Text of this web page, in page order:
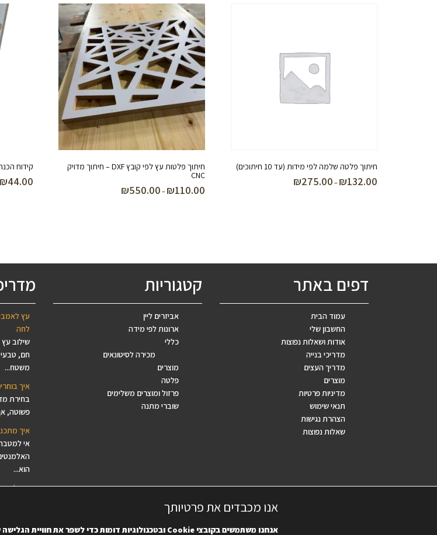
חיתוך פלטה שלמה לפי מידות (עד 10 חיתוכים)
₪132.00
–
₪275.00
חיתוך פלטות עץ לפי קובץ DXF – חיתוך מדויק
CNC
₪110.00
–
₪550.00
טווח
קידוח
₪44.00
דפים באתר
עמוד הבית
החשבון שלי
אודות ושאלות נפוצות
מדריכי בנייה
מדריך העצים
מוצרים
מדיניות פרטיות
תנאי שימוש
הצהרת נגישות
שאלות נפוצות
קטגוריות
אביזרים ליין
ארונות לפי מידה
כללי
מכירה לסיטונאים
מוצרים
פלטה
פרזול ומוצרים משלימים
שוברי מתנה
עץ
לחה
שילוב
חם, טבעי
משטח...
איך
בחירת
פשוטה,
איך
אי
הוא...
איך
מחפשים
משטח עץ
אנו מכבדים את פרטיותך
אנחנו משתמשים בקובציCookie ובטכנולוגיות דומות כדי לשפר את חוויית